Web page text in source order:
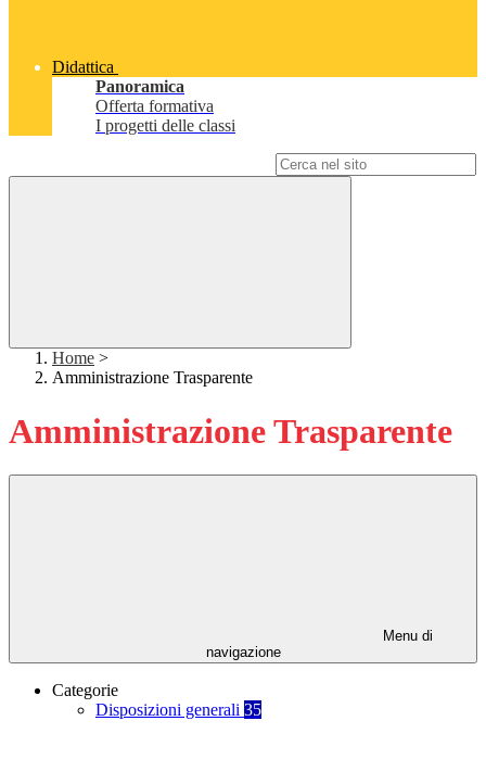
Didattica
Panoramica
Offerta formativa
I progetti delle classi
Home >
Amministrazione Trasparente
Amministrazione Trasparente
Menu di
navigazione
Categorie
Disposizioni generali 35